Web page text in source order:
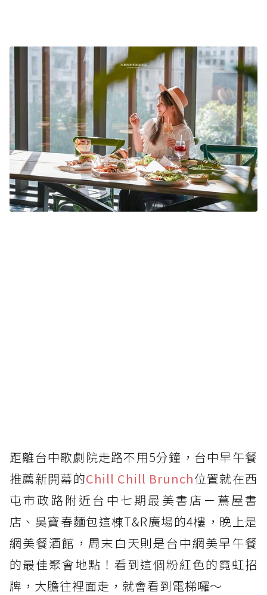
距離台中歌劇院走路不用5分鐘，台中早午餐
推薦新開幕的Chill Chill Brunch位置就在西
屯市政路附近台中七期最美書店－蔦屋書
店、吳寶春麵包這棟T&R廣場的4樓，晚上是
網美餐酒館，周末白天則是台中網美早午餐
的最佳聚會地點！看到這個粉紅色的霓虹招
牌，大膽往裡面走，就會看到電梯囉～